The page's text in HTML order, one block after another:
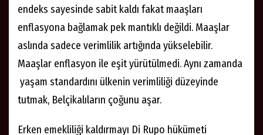
endeks sayesinde sabit kaldı fakat maaşları
enflasyona bağlamak pek mantıklı değildi. Maaşlar
aslında sadece verimlilik artığında yükselebilir.
Maaşlar enflasyon ile eşit yürütülmedi. Aynı zamanda
yaşam standardını ülkenin verimliliği düzeyinde
tutmak, Belçikalıların çoğunu aşar.
Erken emekliliği kaldırmayı Di Rupo hükümeti